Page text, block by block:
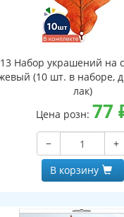
Набор украшений на
(10 шт. в наборе,
лак)
Цена розн: 77
−
+
В корзину